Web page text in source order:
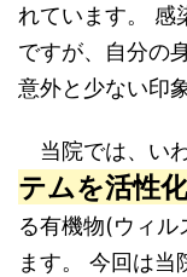
れています。 感
ですが、自分の
意外と少ない印
当院では、い
テムを活性化
る有機物(ウィル
ます。 今回は当